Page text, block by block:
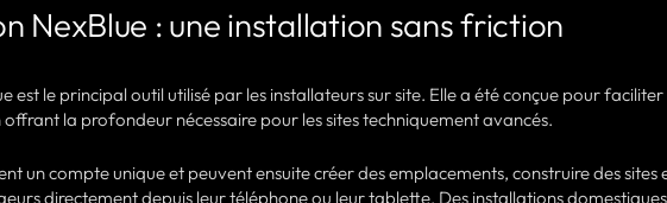
NexBlue : une installation sans friction
est le principal outil utilisé par les installateurs sur site. Elle a été conçue pour faciliter
la profondeur nécessaire pour les sites techniquement avancés.
un compte unique et peuvent ensuite créer des emplacements, construire des sites
directement depuis leur téléphone ou leur tablette. Des installations